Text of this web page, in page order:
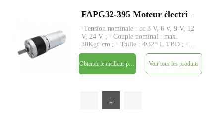
-Tension nominale : cc 3 V, 6 V, 9 V, 12
V, 24 V ; - Couple nominal : max.
30Kgf-cm ; - Taille : Φ32* L TBD ; -
Tige : Φ6mm D-cut 1mm; - Encodeur :
Encodeur magnétique ; - MOQ : 500
pièces
Voir tous les produits
1